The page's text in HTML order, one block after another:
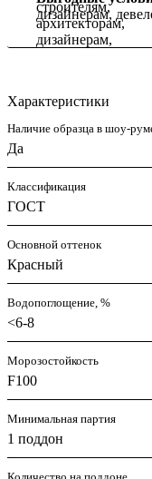
дизайнерам,
Характеристики
Наличие образца в шоу-
Да
Классификация
ГОСТ
Основной оттенок
Красный
Водопоглощение, %
<6-8
Морозостойкость
F100
Минимальная партия
1 поддон